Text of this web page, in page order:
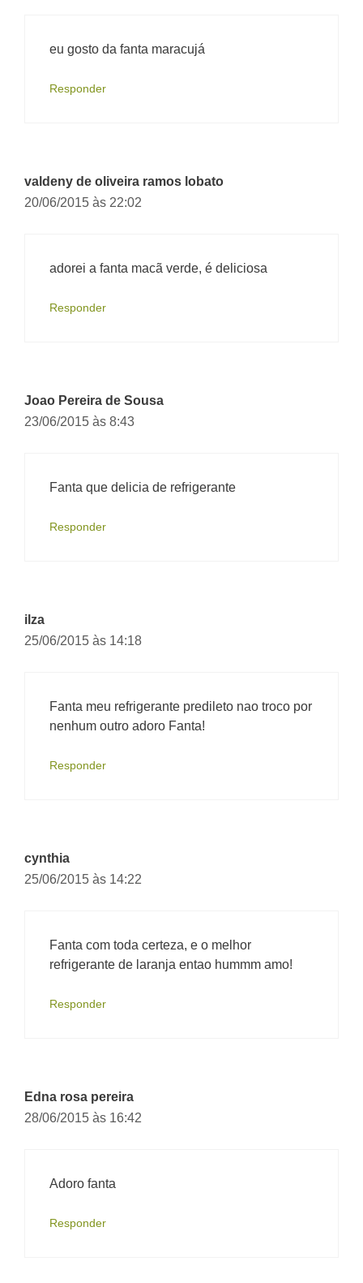
eu gosto da fanta maracujá
Responder
valdeny de oliveira ramos lobato
20/06/2015 às 22:02
adorei a fanta macã verde, é deliciosa
Responder
Joao Pereira de Sousa
23/06/2015 às 8:43
Fanta que delicia de refrigerante
Responder
ilza
25/06/2015 às 14:18
Fanta meu refrigerante predileto nao troco por
nenhum outro adoro Fanta!
Responder
cynthia
25/06/2015 às 14:22
Fanta com toda certeza, e o melhor
refrigerante de laranja entao hummm amo!
Responder
Edna rosa pereira
28/06/2015 às 16:42
Adoro fanta
Responder